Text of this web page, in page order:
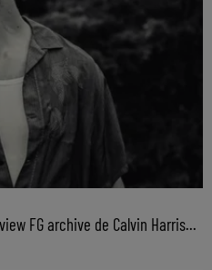
FG archive de Calvin Harris...